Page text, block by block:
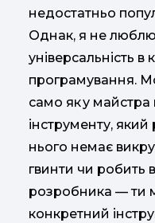
недостатньо
Однак, я не
універсальність в
програмування.
само як у майстра
інструменту, який
нього немає
гвинти чи робить
розробника — ти
конкретний